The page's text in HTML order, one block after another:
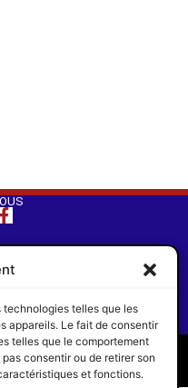
technologies telles que les
appareils. Le fait de consentir
telles que le comportement
consentir ou de retirer son
et fonctions.